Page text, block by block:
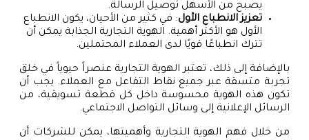
يصبح من الأسهل توصيل الرسالة.
تعزيز الانطباع الأول: في كثير من الأحيان، يكون الانطباع
الأول هو الأكثر أهمية. الهوية التجارية الجذابة يمكن أن
تترك انطباعًا قويًا لدى العملاء المحتملين.
بالإضافة إلى ذلك، تعتبر الهوية التجارية عنصراً حيوياً في خلق
تجربة متسقة عبر جميع نقاط التفاعل مع العملاء. يجب أن
تكون هذه الهوية محسوسة داخل كل قطعة تسويقية، من
الرسائل الإعلانية إلى وسائل التواصل الاجتماعي.
من خلال فهم الهوية التجارية وأهميتها، يمكن للشركات أن